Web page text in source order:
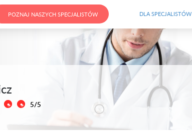
POZNAJ NASZYCH SPECJALISTÓW DLA SPECJALISTÓW
5/5